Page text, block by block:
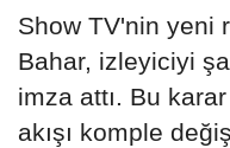
Show TV'nin yeni
Bahar, izleyiciyi
imza attı. Bu
akışı komple